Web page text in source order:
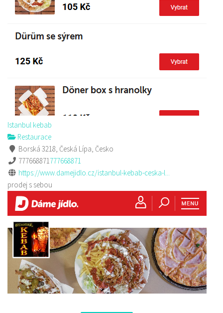
Istanbul kebab
Restaurace
Borská 3218, Česká Lípa, Česko
777668871777668871
https://www.damejidlo.cz/istanbul-kebab-ceska-l...
prodej s sebou